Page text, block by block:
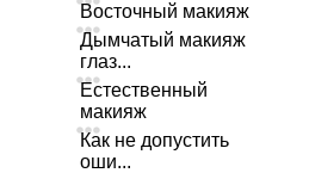
Восточный макияж
Дымчатый макияж
глаз...
Естественный
макияж
Как не допустить
оши...